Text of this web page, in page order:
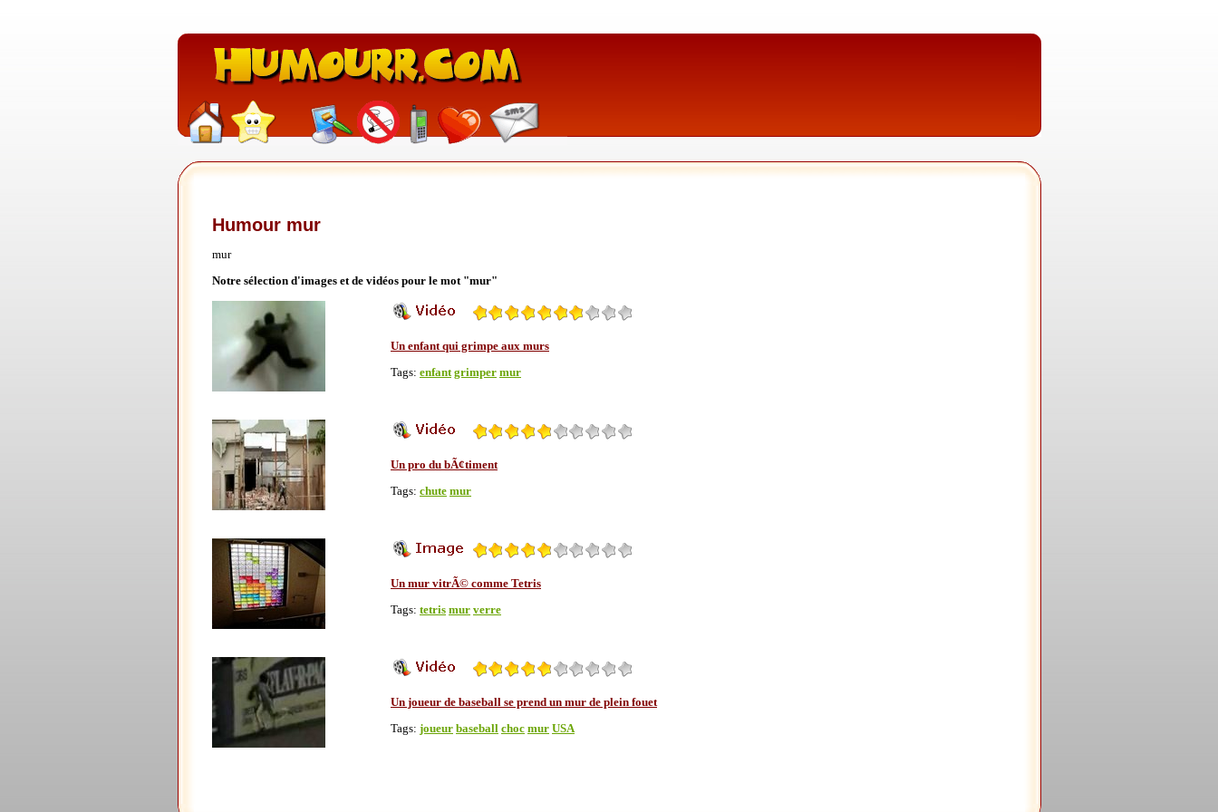
Humour mur
mur
Notre sélection d'images et de vidéos pour le mot "mur"
Un enfant qui grimpe aux murs
Tags: enfant grimper mur
Un pro du bÃ¢timent
Tags: chute mur
Un mur vitrÃ© comme Tetris
Tags: tetris mur verre
Un joueur de baseball se prend un mur de plein fouet
Tags: joueur baseball choc mur USA